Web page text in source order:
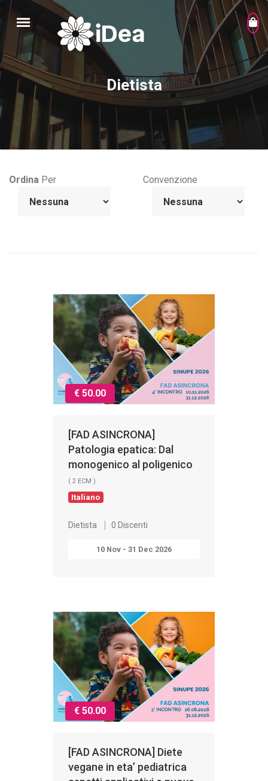
Dietista
Ordina Per Convenzione
€ 50.00
[FAD ASINCRONA]
Patologia epatica: Dal
monogenico al poligenico
( 2 ECM )
Italiano
Dietista 0 Discenti
10 Nov - 31 Dec 2026
€ 50.00
[FAD ASINCRONA] Diete
vegane in eta’ pediatrica